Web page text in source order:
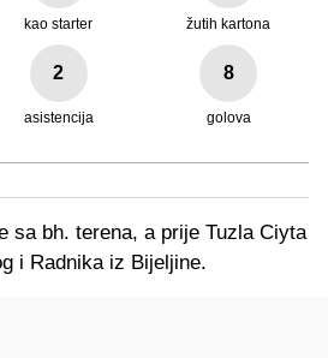
kao starter žutih kartona
2
asistencija
8
golova
sa bh. terena, a prije Tuzla Ciyta
i Radnika iz Bijeljine.